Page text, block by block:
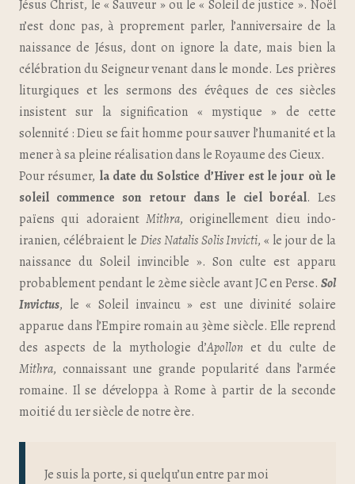
Jésus Christ, le « Sauveur » ou le « Soleil de justice ». Noël
n’est donc pas, à proprement parler, l’anniversaire de la
naissance de Jésus, dont on ignore la date, mais bien la
célébration du Seigneur venant dans le monde. Les prières
liturgiques et les sermons des évêques de ces siècles
insistent sur la signification « mystique » de cette
solennité : Dieu se fait homme pour sauver l’humanité et la
mener à sa pleine réalisation dans le Royaume des Cieux.
Pour résumer, la date du Solstice d’Hiver est le jour où le
soleil commence son retour dans le ciel boréal. Les
païens qui adoraient Mithra, originellement dieu indo-
iranien, célébraient le Dies Natalis Solis Invicti, « le jour de la
naissance du Soleil invincible ». Son culte est apparu
probablement pendant le 2ème siècle avant JC en Perse. Sol
Invictus, le « Soleil invaincu » est une divinité solaire
apparue dans l’Empire romain au 3ème siècle. Elle reprend
des aspects de la mythologie d’Apollon et du culte de
Mithra, connaissant une grande popularité dans l’armée
romaine. Il se développa à Rome à partir de la seconde
moitié du 1er siècle de notre ère.
Je suis la porte, si quelqu’un entre par moi